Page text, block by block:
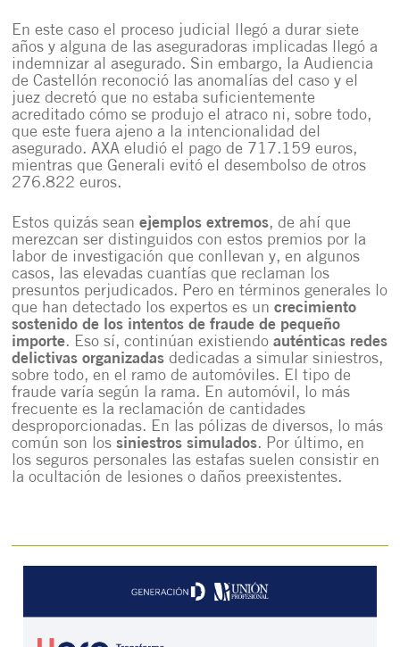
En este caso el proceso judicial llegó a durar siete
años y alguna de las aseguradoras implicadas llegó a
indemnizar al asegurado. Sin embargo, la Audiencia
de Castellón reconoció las anomalías del caso y el
juez decretó que no estaba suficientemente
acreditado cómo se produjo el atraco ni, sobre todo,
que este fuera ajeno a la intencionalidad del
asegurado. AXA eludió el pago de 717.159 euros,
mientras que Generali evitó el desembolso de otros
276.822 euros.
Estos quizás seanejemplos extremos, de ahí que
merezcan ser distinguidos con estos premios por la
labor de investigación que conllevan y, en algunos
casos, las elevadas cuantías que reclaman los
presuntos perjudicados. Pero en términos generales lo
que han detectado los expertos es uncrecimiento
sostenido de los intentos de fraude de pequeño
importe. Eso sí, continúan existiendoauténticas redes
delictivas organizadas dedicadas a simular siniestros,
sobre todo, en el ramo de automóviles. El tipo de
fraude varía según la rama. En automóvil, lo más
frecuente es la reclamación de cantidades
desproporcionadas. En las pólizas de diversos, lo más
común son lossiniestros simulados. Por último, en
los seguros personales las estafas suelen consistir en
la ocultación de lesiones o daños preexistentes.